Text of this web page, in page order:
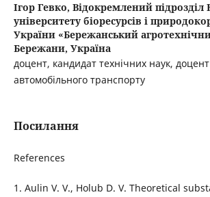
Ігор Гевко, Відокремлений підрозділ
університету біоресурсів і
України «Бережанський
Бережани, Україна
доцент, кандидат технічних наук,
автомобільного транспорту
Посилання
References
1. Aulin V. V., Holub D. V. Theoretical